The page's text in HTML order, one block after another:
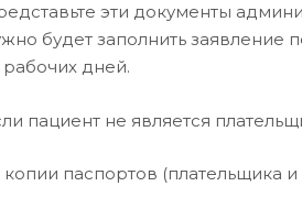
эти документы
будет заполнить заявление
рабочих дней.
пациент не является
копии паспортов (плательщика и